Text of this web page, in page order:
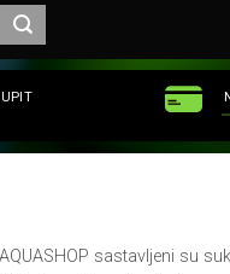
sastavljeni su